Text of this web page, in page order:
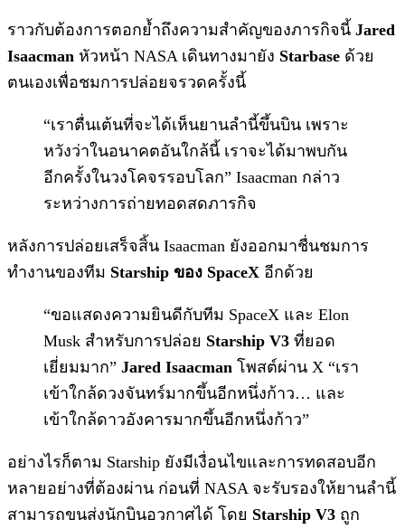
ราวกับต้องการตอกย้ำถึงความสำคัญของภารกิจนี้ Jared
Isaacman หัวหน้า NASA เดินทางมายัง Starbase ด้วย
ตนเองเพื่อชมการปล่อยจรวดครั้งนี้
“เราตื่นเต้นที่จะได้เห็นยานลำนี้ขึ้นบิน เพราะ
หวังว่าในอนาคตอันใกล้นี้ เราจะได้มาพบกัน
อีกครั้งในวงโคจรรอบโลก” Isaacman กล่าว
ระหว่างการถ่ายทอดสดภารกิจ
หลังการปล่อยเสร็จสิ้น Isaacman ยังออกมาชื่นชมการ
ทำงานของทีม Starship ของ SpaceX อีกด้วย
“ขอแสดงความยินดีกับทีม SpaceX และ Elon
Musk สำหรับการปล่อย Starship V3 ที่ยอด
เยี่ยมมาก” Jared Isaacman โพสต์ผ่าน X “เรา
เข้าใกล้ดวงจันทร์มากขึ้นอีกหนึ่งก้าว… และ
เข้าใกล้ดาวอังคารมากขึ้นอีกหนึ่งก้าว”
อย่างไรก็ตาม Starship ยังมีเงื่อนไขและการทดสอบอีก
หลายอย่างที่ต้องผ่าน ก่อนที่ NASA จะรับรองให้ยานลำนี้
สามารถขนส่งนักบินอวกาศได้ โดย Starship V3 ถูก